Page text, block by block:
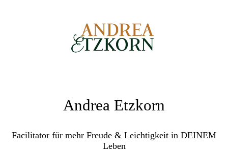
Andrea Etzkorn
Facilitator für mehr Freude & Leichtigkeit in DEINEM
Leben